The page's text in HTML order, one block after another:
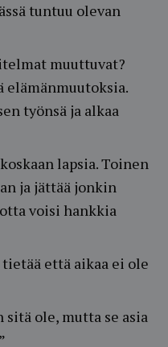
tuntuu olevan
muuttuvat?
työnsä ja alkaa
lapsia. Toinen
ja jättää jonkin
voisi hankkia
että aikaa ei ole
ole, mutta se asia